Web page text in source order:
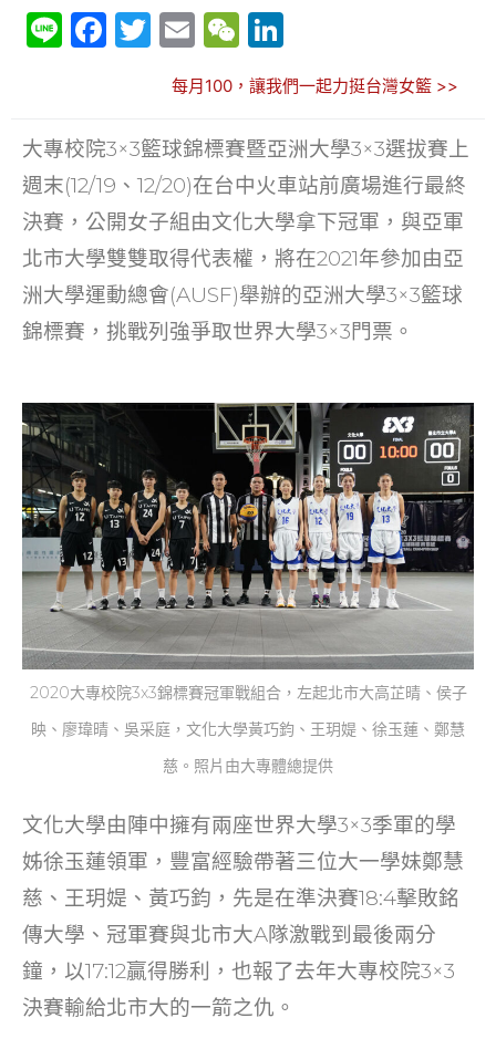
Li F
e
b
o
o
k
T
itt
er
E
ai
l
W
C
h
at
k
e
dI
n
每月100，讓我們一起力挺台灣女籃 >>
大專校院3×3籃球錦標賽暨亞洲大學3×3選拔賽上
週末(12/19、12/20)在台中火車站前廣場進行最終
決賽，公開女子組由文化大學拿下冠軍，與亞軍
北市大學雙雙取得代表權，將在2021年參加由亞
洲大學運動總會(AUSF)舉辦的亞洲大學3×3籃球
錦標賽，挑戰列強爭取世界大學3×3門票。
2020大專校院3x3錦標賽冠軍戰組合，左起北市大高芷晴、侯子
映、廖瑋晴、吳采庭，文化大學黃巧鈞、王玥媞、徐玉蓮、鄭慧
慈。照片由大專體總提供
文化大學由陣中擁有兩座世界大學3×3季軍的學
姊徐玉蓮領軍，豐富經驗帶著三位大一學妹鄭慧
慈、王玥媞、黃巧鈞，先是在準決賽18:4擊敗銘
傳大學、冠軍賽與北市大A隊激戰到最後兩分
鐘，以17:12贏得勝利，也報了去年大專校院3×3
決賽輸給北市大的一箭之仇。